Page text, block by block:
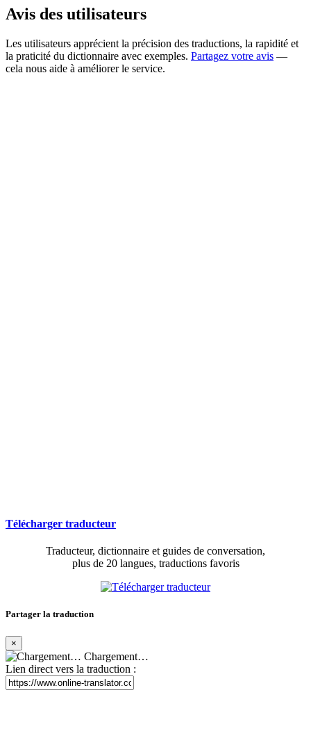
Avis des utilisateurs
Les utilisateurs apprécient la précision des traductions, la rapidité et
la praticité du dictionnaire avec exemples. Partagez votre avis —
cela nous aide à améliorer le service.
Télécharger traducteur
Traducteur, dictionnaire et guides de conversation,
plus de 20 langues, traductions favoris
Partager la traduction
×
Chargement…
Lien direct vers la traduction :